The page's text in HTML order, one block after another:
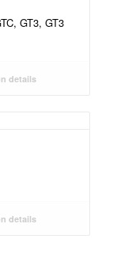
GT3, GT3
details
details